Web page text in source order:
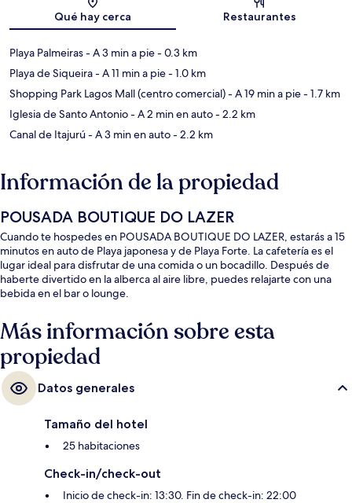
Sección del mapa
Qué hay cerca Restaurantes
Playa Palmeiras- A 3 min a pie- 0.3 km
Playa de Siqueira- A 11 min a pie- 1.0 km
Shopping Park Lagos Mall (centro comercial)- A 19 min a pie- 1.7 km
Iglesia de Santo Antonio- A 2 min en auto- 2.2 km
Canal de Itajurú- A 3 min en auto- 2.2 km
Información de la propiedad
POUSADA BOUTIQUE DO LAZER
Cuando te hospedes en POUSADA BOUTIQUE DO LAZER, estarás a 15
minutos en auto de Playa japonesa y de Playa Forte. La cafetería es el
lugar ideal para disfrutar de una comida o un bocadillo. Después de
haberte divertido en la alberca al aire libre, puedes relajarte con una
bebida en el bar o lounge.
Más información sobre esta
propiedad
Datos generales
Tamaño del hotel
25 habitaciones
Check-in/check-out
Inicio de check-in: 13:30. Fin de check-in: 22:00